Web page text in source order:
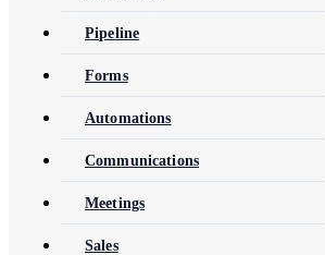
Rise CRM
Pipeline
Forms
Automations
Communications
Meetings
Sales